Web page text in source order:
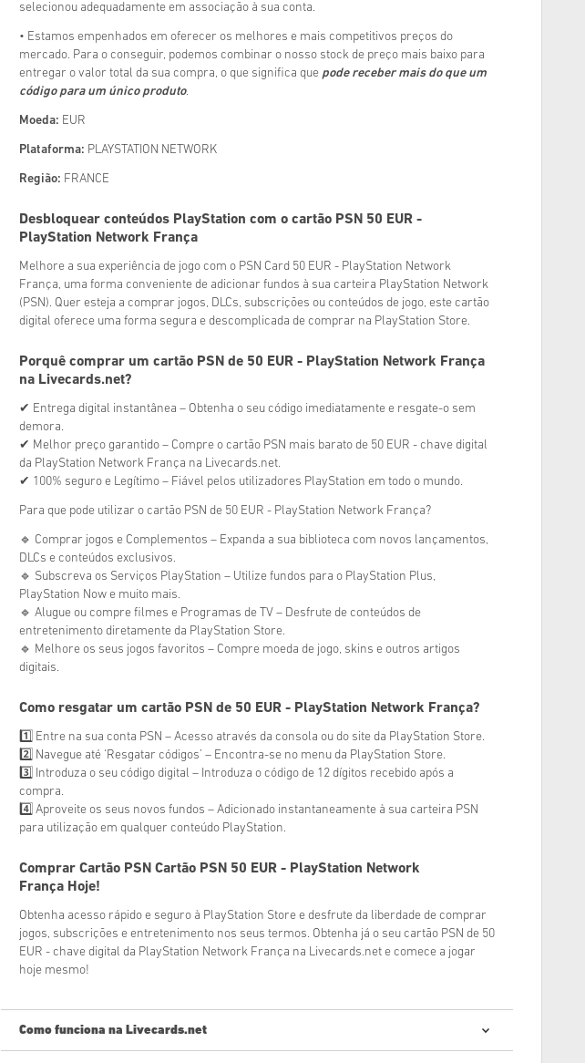
selecionou adequadamente em associação à sua conta.
• Estamos empenhados em oferecer os melhores e mais competitivos preços do
mercado. Para o conseguir, podemos combinar o nosso stock de preço mais baixo para
entregar o valor total da sua compra, o que significa que pode receber mais do que um
código para um único produto.
Moeda: EUR
Plataforma: PLAYSTATION NETWORK
Região: FRANCE
Desbloquear conteúdos PlayStation com o cartão PSN 50 EUR -
PlayStation Network França
Melhore a sua experiência de jogo com o PSN Card 50 EUR - PlayStation Network
França, uma forma conveniente de adicionar fundos à sua carteira PlayStation Network
(PSN). Quer esteja a comprar jogos, DLCs, subscrições ou conteúdos de jogo, este cartão
digital oferece uma forma segura e descomplicada de comprar na PlayStation Store.
Porquê comprar um cartão PSN de 50 EUR - PlayStation Network França
na Livecards.net?
✔ Entrega digital instantânea – Obtenha o seu código imediatamente e resgate-o sem
demora.
✔ Melhor preço garantido – Compre o cartão PSN mais barato de 50 EUR - chave digital
da PlayStation Network França na Livecards.net.
✔ 100% seguro e Legítimo – Fiável pelos utilizadores PlayStation em todo o mundo.
Para que pode utilizar o cartão PSN de 50 EUR - PlayStation Network França?
🔹 Comprar jogos e Complementos – Expanda a sua biblioteca com novos lançamentos,
DLCs e conteúdos exclusivos.
🔹 Subscreva os Serviços PlayStation – Utilize fundos para o PlayStation Plus,
PlayStation Now e muito mais.
🔹 Alugue ou compre filmes e Programas de TV – Desfrute de conteúdos de
entretenimento diretamente da PlayStation Store.
🔹 Melhore os seus jogos favoritos – Compre moeda de jogo, skins e outros artigos
digitais.
Como resgatar um cartão PSN de 50 EUR - PlayStation Network França?
1️⃣ Entre na sua conta PSN – Acesso através da consola ou do site da PlayStation Store.
2️⃣ Navegue até ‘Resgatar códigos’ – Encontra-se no menu da PlayStation Store.
3️⃣ Introduza o seu código digital – Introduza o código de 12 dígitos recebido após a
compra.
4️⃣ Aproveite os seus novos fundos – Adicionado instantaneamente à sua carteira PSN
para utilização em qualquer conteúdo PlayStation.
Comprar Cartão PSN Cartão PSN 50 EUR - PlayStation Network
França Hoje!
Obtenha acesso rápido e seguro à PlayStation Store e desfrute da liberdade de comprar
jogos, subscrições e entretenimento nos seus termos. Obtenha já o seu cartão PSN de 50
EUR - chave digital da PlayStation Network França na Livecards.net e comece a jogar
hoje mesmo!
Como funciona na Livecards.net